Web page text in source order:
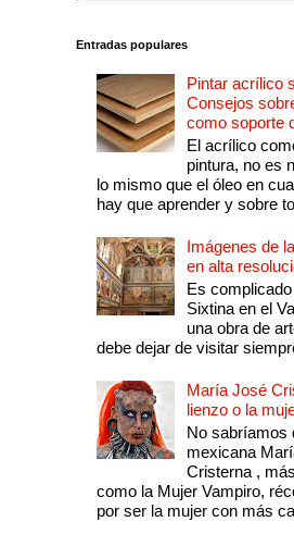
Entradas populares
Pintar acrílico
Consejos
como soporte
El acrílico
pintura, no es
lo mismo que el óleo en
hay que aprender y sobre
Imágenes de
en alta
Es
Sixtina en el
una obra de
debe dejar de visitar
María José
lienzo o la
No sabríamos
mexicana
Cristerna ,
como la Mujer Vampiro,
por ser la mujer con más